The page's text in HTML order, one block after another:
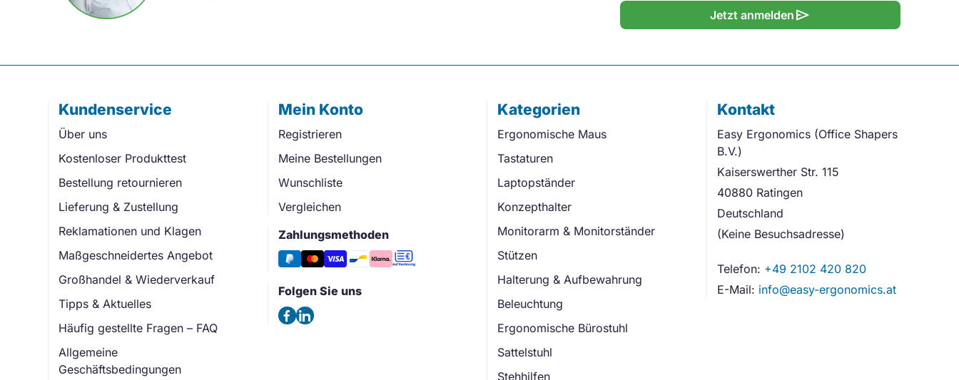
Jetzt anmelden send
Kundenservice
Über uns
Kostenloser Produkttest
Bestellung retournieren
Lieferung & Zustellung
Reklamationen und Klagen
Maßgeschneidertes Angebot
Großhandel & Wiederverkauf
Tipps & Aktuelles
Häufig gestellte Fragen – FAQ
Allgemeine
Geschäftsbedingungen
Mein Konto
Registrieren
Meine Bestellungen
Wunschliste
Vergleichen
Zahlungsmethoden
Folgen Sie uns
Kategorien
Ergonomische Maus
Tastaturen
Laptopständer
Konzepthalter
Monitorarm & Monitorständer
Stützen
Halterung & Aufbewahrung
Beleuchtung
Ergonomische Bürostuhl
Sattelstuhl
Stehhilfen
Kontakt
Easy Ergonomics (Office Shapers
B.V.)
Kaiserswerther Str. 115
40880 Ratingen
Deutschland
(Keine Besuchsadresse)
Telefon: +49 2102 420 820
E-Mail: info@easy-ergonomics.at